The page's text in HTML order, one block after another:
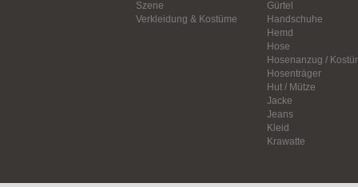
Szene
Verkleidung & Kostüme
Gürtel
Handschuhe
Hemd
Hose
Hosenanzug /
Hosenträger
Hut / Mütze
Jacke
Jeans
Kleid
Krawatte